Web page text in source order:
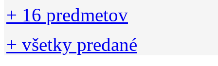
+ 16 predmetov
+ všetky predané